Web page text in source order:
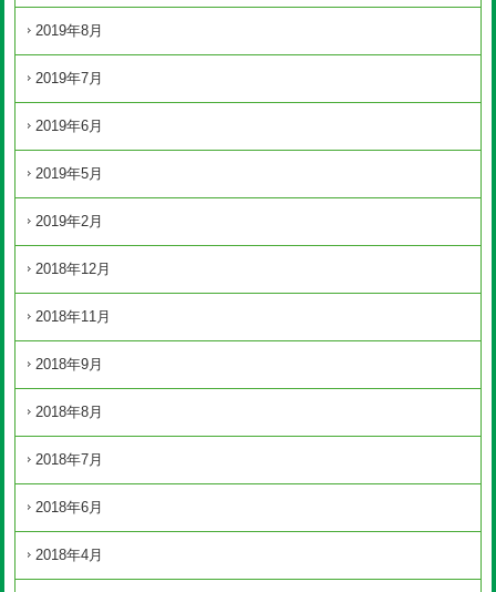
2019年8月
2019年7月
2019年6月
2019年5月
2019年2月
2018年12月
2018年11月
2018年9月
2018年8月
2018年7月
2018年6月
2018年4月